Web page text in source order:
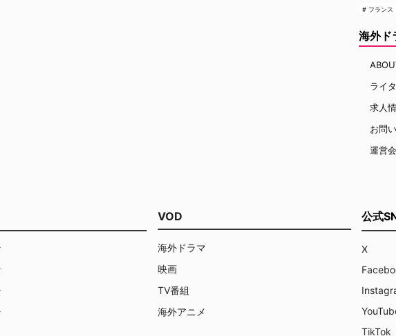
フランス
海外ド
ライ
求人
お問
運営
VOD
海外ドラマ
映画
TV番組
海外アニメ
公式
X
TikTok